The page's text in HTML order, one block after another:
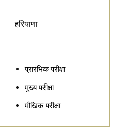
हरियाणा
प्रारंभिक परीक्षा
मुख्य परीक्षा
मौखिक परीक्षा